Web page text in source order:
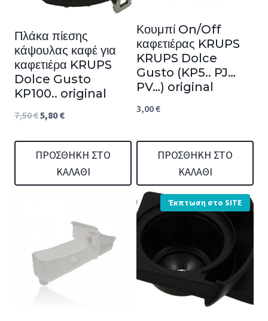
Πλάκα πίεσης
κάψουλας καφέ για
καφετιέρα KRUPS
Dolce Gusto
KP100.. original
7,50€Original
was:
7,50 €.
5,80€Η
τιμή
είναι:
ΠΡΟΣΘΉΚΗ ΣΤΟ
ΚΑΛΆΘΙ
Κουμπί On/Off
καφετιέρας KRUPS
KRUPS Dolce
Gusto (KP5.. PJ…
PV…) original
3,00€
ΠΡΟΣΘΉΚΗ ΣΤΟ
ΚΑΛΆΘΙ
Έκπτωση στο SITE